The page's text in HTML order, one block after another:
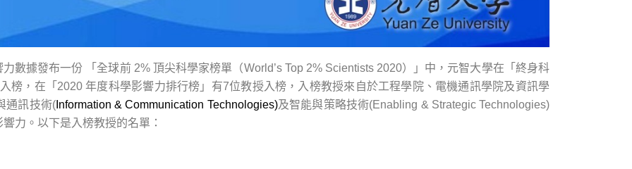
數據發布一份 「全球前 2% 頂尖科學家榜單（World’s Top 2% Scientists 2020）」中，元智大學在「終身科
榜，在「2020 年度科學影響力排行榜」有7位教授入榜，入榜教授來自於工程學院、電機通訊學院及資訊學
通訊技術( Information & Communication Technologies)及智能與策略技術(Enabling & Strategic Technologies)
力。以下是入榜教授的名單：